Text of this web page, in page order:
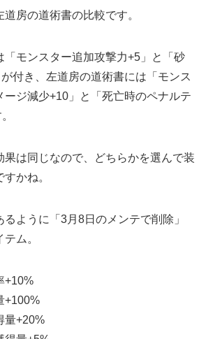
房の道術書の比較です。
「モンスター追加攻撃力+5」と「砂
付き、左道房の道術書には「モンス
ージ減少+10」と「死亡時のペナルテ
果は同じなので、どちらかを選んで装
かね。
ように「3月8日のメンテで削除」
ム。
+10%
+100%
量+20%